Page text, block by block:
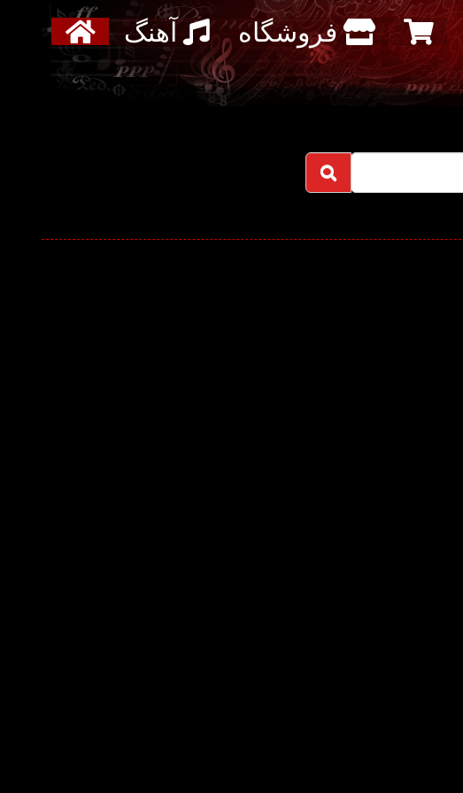
آهنگ فروشگاه